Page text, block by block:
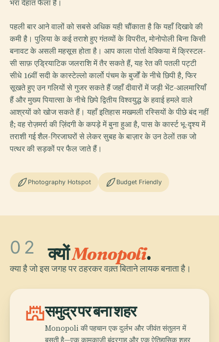
भरा देहात फैला है।
पहली बार आने वालों को सबसे अधिक यही चौंकाता है कि यहाँ दिखावे की
कमी है। पुलिया के कई तराशे हुए गंतव्यों के विपरीत, मोनोपोली बिना किसी
बनावट के असली महसूस होता है। आप काला पोर्ता वेक्किया में क्रिस्टल-
सी साफ़ एड्रियाटिक जलराशि में तैर सकते हैं, यह रेत की पतली पट्टी
सीधे 16वीं सदी के कास्टेल्लो कार्लो पंचम के बुर्जों के नीचे छिपी है, फिर
सूखते हुए उन गलियों से गुजर सकते हैं जहाँ दीवारों में जड़ी भेंट-आलमारियाँ
हैं और मुख्य पियात्सा के नीचे छिपे द्वितीय विश्वयुद्ध के हवाई हमले वाले
आश्रयों को खोज सकते हैं। यहाँ इतिहास मखमली रस्सियों के पीछे बंद नहीं
है; वह रोज़मर्रा की ज़िंदगी के कपड़े में बुना हुआ है, पास के कार्स्ट भू-दृश्य में
तराशी गई शैल-गिरजाघरों से लेकर सुबह के बाज़ार के उन ठेलों तक जो
पत्थर की सड़कों पर फैल जाते हैं।
Photography Hotspot Budget Friendly
02 क्योंMonopoli.
क्या है जो इस जगह पर ठहरकर वक़्त बिताने लायक बनाता है।
castleसमुद्र पर बना शहर
Monopoli की पहचान एक दुर्लभ और जीवंत संतुलन में
बसती है—एक कामकाजी बंदरगाह और एक ऐतिहासिक शहर